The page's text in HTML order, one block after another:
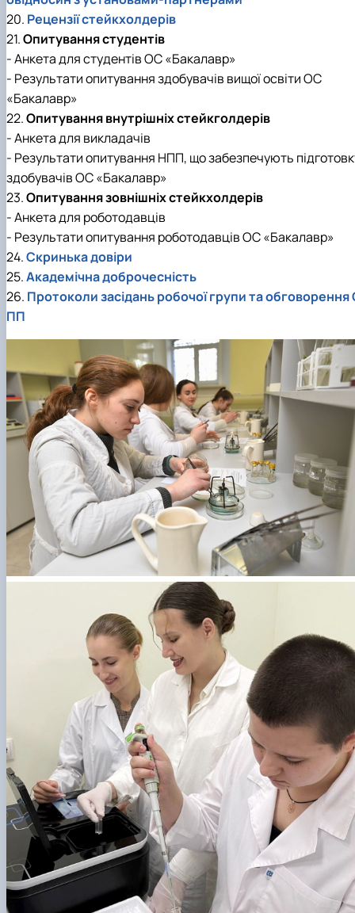
20. Рецензії стейкхолдерів
21.Опитування студентів
- Анкета для студентів ОС «Бакалавр»
- Результати опитування здобувачів вищої освіти ОС
«Бакалавр»
22.Опитування внутрішніх стейкголдерів
- Анкета для викладачів
- Результати опитування НПП, що забезпечують
здобувачів ОС «Бакалавр»
23.Опитування зовнішніх стейкхолдерів
- Анкета для роботодавців
- Результати опитування роботодавців ОС «Бакалавр»
24.Скринька довіри
25.Академічна доброчесність
26. Протоколи засідань робочої групи та обговорення
ПП